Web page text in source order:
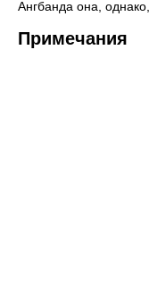
Ангбанда она,
Примечания